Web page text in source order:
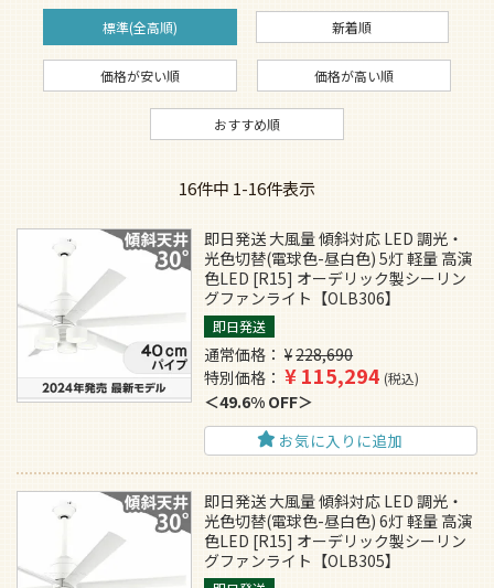
標準(全高順) 新着順
価格が安い順 価格が高い順
おすすめ順
16件中 1-16件表示
即日発送 大風量 傾斜対応 LED 調光・
光色切替(電球色-昼白色) 5灯 軽量 高演
色LED [R15] オーデリック製シーリン
グファンライト【OLB306】
即日発送
通常価格 ¥228,690
特別価格
¥115,294 税込
49.6% OFF
お気に入りに追加
即日発送 大風量 傾斜対応 LED 調光・
光色切替(電球色-昼白色) 6灯 軽量 高演
色LED [R15] オーデリック製シーリン
グファンライト【OLB305】